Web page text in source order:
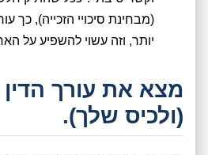
(מבחינת סיכויי הזכייה), כך
יותר, וזה עשוי להשפיע על
מצא את עורך
(ולכיס שלך).